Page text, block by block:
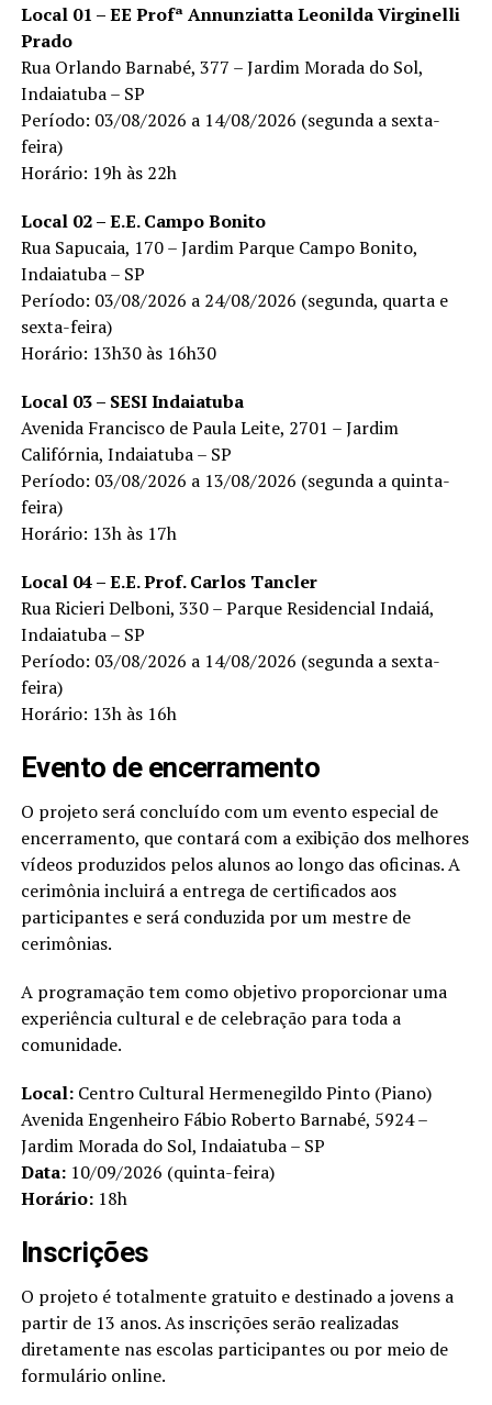
Local 01 – EE Profª Annunziatta Leonilda Virginelli
Prado
Rua Orlando Barnabé, 377 – Jardim Morada do Sol,
Indaiatuba – SP
Período: 03/08/2026 a 14/08/2026 (segunda a sexta-
feira)
Horário: 19h às 22h
Local 02 – E.E. Campo Bonito
Rua Sapucaia, 170 – Jardim Parque Campo Bonito,
Indaiatuba – SP
Período: 03/08/2026 a 24/08/2026 (segunda, quarta e
sexta-feira)
Horário: 13h30 às 16h30
Local 03 – SESI Indaiatuba
Avenida Francisco de Paula Leite, 2701 – Jardim
Califórnia, Indaiatuba – SP
Período: 03/08/2026 a 13/08/2026 (segunda a quinta-
feira)
Horário: 13h às 17h
Local 04 – E.E. Prof. Carlos Tancler
Rua Ricieri Delboni, 330 – Parque Residencial Indaiá,
Indaiatuba – SP
Período: 03/08/2026 a 14/08/2026 (segunda a sexta-
feira)
Horário: 13h às 16h
Evento de encerramento
O projeto será concluído com um evento especial de
encerramento, que contará com a exibição dos melhores
vídeos produzidos pelos alunos ao longo das oficinas. A
cerimônia incluirá a entrega de certificados aos
participantes e será conduzida por um mestre de
cerimônias.
A programação tem como objetivo proporcionar uma
experiência cultural e de celebração para toda a
comunidade.
Local:Centro Cultural Hermenegildo Pinto (Piano)
Avenida Engenheiro Fábio Roberto Barnabé, 5924 –
Jardim Morada do Sol, Indaiatuba – SP
Data:10/09/2026 (quinta-feira)
Horário:18h
Inscrições
O projeto é totalmente gratuito e destinado a jovens a
partir de 13 anos. As inscrições serão realizadas
diretamente nas escolas participantes ou por meio de
formulário online.